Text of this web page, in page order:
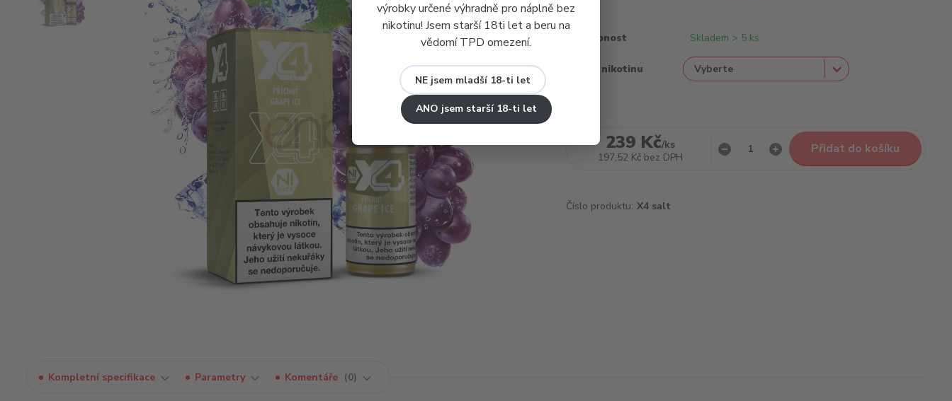
výrobky určené výhradně pro náplně bez
nikotinu! Jsem starší 18ti let a beru na
vědomí TPD omezení.
NE jsem mladší 18-ti let
ANO jsem starší 18-ti let
Dostupnost Skladem > 5 ks
Obsah nikotinu
239 Kč/ks
197,52 Kč bez DPH
Přidat do košíku
Číslo produktu: X4 salt
Kompletní specifikace Parametry Komentáře 0